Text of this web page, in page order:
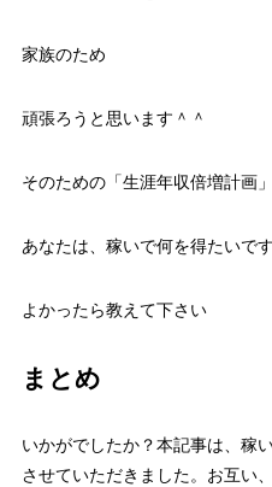
家族のため
頑張ろうと思います＾＾
そのための「生涯年収倍増計画
あなたは、稼いで何を得たいで
よかったら教えて下さい
まとめ
いかがでしたか？本記事は、稼
させていただきました。お互い